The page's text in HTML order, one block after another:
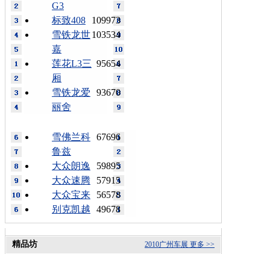
G3
109973
标致408
103534
雪铁龙世
嘉
95654
莲花L3三
厢
93670
雪铁龙爱
丽舍
67696
雪佛兰科
鲁兹
59895
大众朗逸
57915
大众速腾
56578
大众宝来
49678
别克凯越
更多 >>
2010广州车展
精品坊